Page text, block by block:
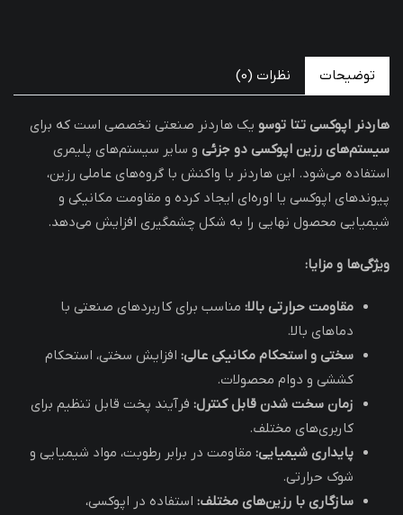
توضیحات نظرات (0)
هاردنر اپوکسی تتا توسو یک هاردنر صنعتی تخصصی است که برای
سیستم‌های رزین اپوکسی دو جزئی و سایر سیستم‌های پلیمری
استفاده می‌شود. این هاردنر با واکنش با گروه‌های عاملی رزین،
پیوندهای اپوکسی یا اوره‌ای ایجاد کرده و مقاومت مکانیکی و
شیمیایی محصول نهایی را به شکل چشمگیری افزایش می‌دهد.
ویژگی‌ها و مزایا:
مقاومت حرارتی بالا: مناسب برای کاربردهای صنعتی با
دماهای بالا.
سختی و استحکام مکانیکی عالی: افزایش سختی، استحکام
کششی و دوام محصولات.
زمان سخت شدن قابل کنترل: فرآیند پخت قابل تنظیم برای
کاربری‌های مختلف.
پایداری شیمیایی: مقاومت در برابر رطوبت، مواد شیمیایی و
شوک حرارتی.
سازگاری با رزین‌های مختلف: استفاده در اپوکسی،